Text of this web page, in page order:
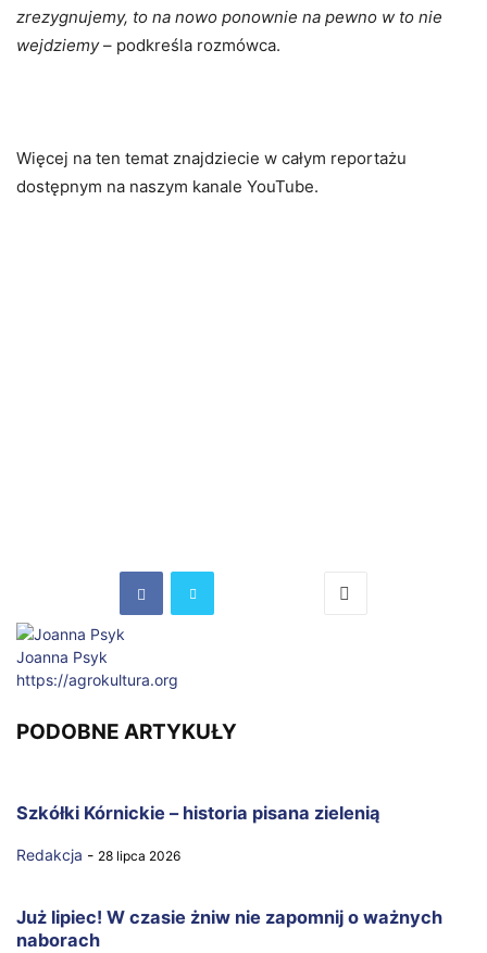
zrezygnujemy, to na nowo ponownie na pewno w to nie
wejdziemy– podkreśla rozmówca.
Więcej na ten temat znajdziecie w całym reportażu
dostępnym na naszym kanale YouTube.
Joanna Psyk
https://agrokultura.org
PODOBNE ARTYKUŁY
Szkółki Kórnickie – historia pisana zielenią
Redakcja - 28 lipca 2026
Już lipiec! W czasie żniw nie zapomnij o ważnych
naborach